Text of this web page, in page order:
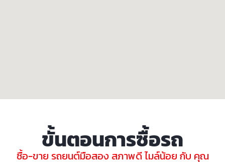
ขั้นตอนการซื้อรถ
ซื้อ-ขาย รถยนต์มือสอง สภาพดี ไมล์น้อย กับ คุณ